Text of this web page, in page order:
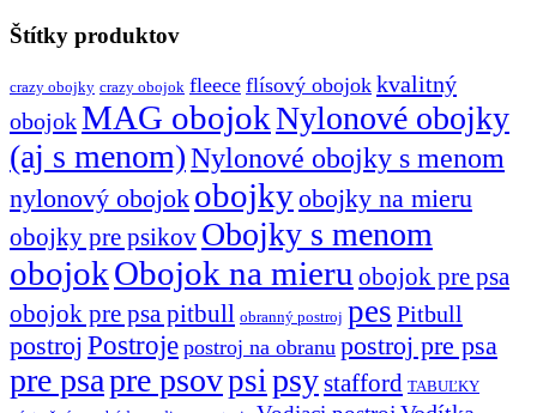
Štítky produktov
crazy obojky crazy obojok fleece flísový obojok kvalitný
obojokMAG obojokNylonové obojky
(aj s menom)Nylonové obojky s menom
nylonový obojok obojkyobojky na mieru
obojky pre psikov Obojky s menom
obojokObojok na mieru obojok pre psa
obojok pre psa pitbull obranný postroj pes Pitbull
postroj Postroje postroj na obranu postroj pre psa
pre psapre psovpsipsystafford TABUĽKY